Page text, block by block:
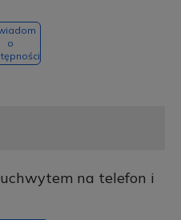
o
na telefon i